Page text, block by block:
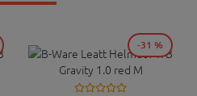
-31 %